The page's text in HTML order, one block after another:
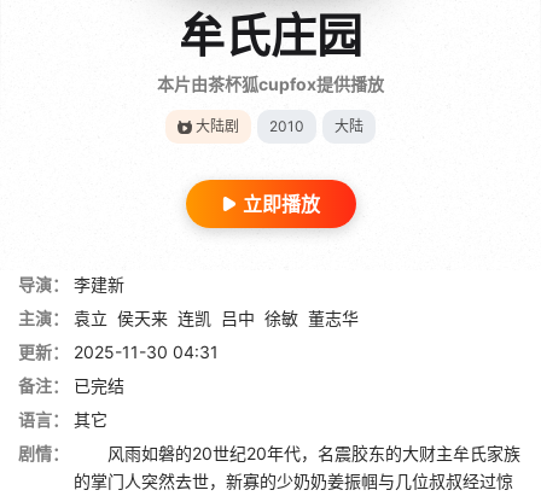
牟氏庄园
本片由茶杯狐cupfox提供播放
大陆剧 2010 大陆
立即播放
导演：
李建新
主演：
袁立 侯天来 连凯 吕中 徐敏 董志华
更新：
2025-11-30 04:31
备注：
已完结
语言：
其它
剧情：
风雨如磐的20世纪20年代，名震胶东的大财主牟氏家族
的掌门人突然去世，新寡的少奶奶姜振帼与几位叔叔经过惊